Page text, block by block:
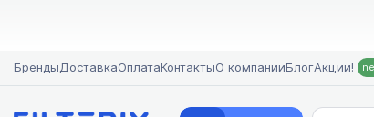
БрендыДоставкаОплатаКонтактыО компанииБлогАкции!